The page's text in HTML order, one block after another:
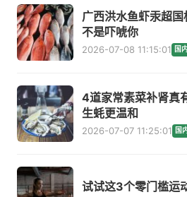
广西洪水鱼虾汞超
不是吓唬你
2026-07-08 11:15:01 国
4道家常素菜补肾真
生蚝更温和
2026-07-07 11:25:01 国
试试这3个零门槛运